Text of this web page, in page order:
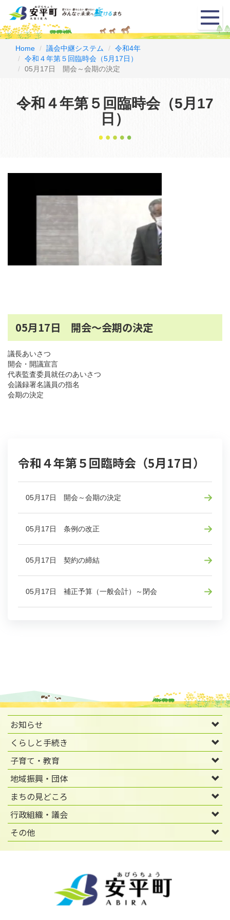
メ
ニ
ュ
Home 議会中継システム
令和4年
令和４年第５回臨時会（5月17日）
05月17日 開会～会期の決定
令和４年第５回臨時会（5月17
日）
05月17日 開会～会期の決定
議長あいさつ
開会・開議宣言
代表監査委員就任のあいさつ
会議録署名議員の指名
会期の決定
令和４年第５回臨時会（5月17日）
05月17日 開会～会期の決定
05月17日 条例の改正
05月17日 契約の締結
05月17日 補正予算（一般会計）～閉会
お知らせ
くらしと手続き
子育て・教育
地域振興・団体
まちの見どころ
行政組織・議会
その他